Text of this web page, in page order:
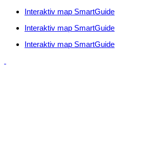
Interaktiv map SmartGuide
Interaktiv map SmartGuide
Interaktiv map SmartGuide